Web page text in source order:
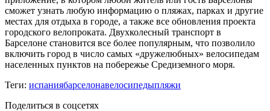
сможет узнать любую информацию о пляжах, парках и другие
местах для отдыха в городе, а также все обновления проекта
городского велопроката. Двухколесный транспорт в
Барселоне становится все более популярным, что позволило
включить город в число самых «дружелюбных» велосипедам
населенных пунктов на побережье Средиземного моря.
Теги: испаниябарселонавелосипедыпляжи
Поделиться в соцсетях